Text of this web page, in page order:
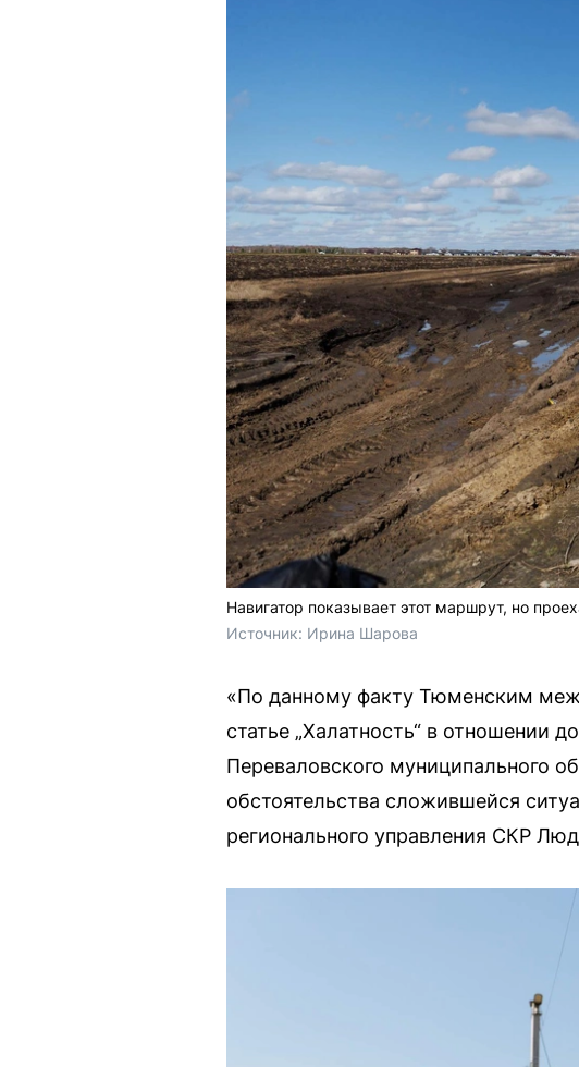
Навигатор показывает этот маршрут, но
Источник: Ирина Шарова
«По данному факту Тюменским
статье „Халатность“ в отношении
Переваловского муниципального
обстоятельства сложившейся
регионального управления СКР